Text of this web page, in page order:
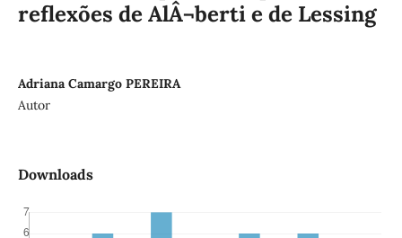
reflexões de AlÂ¬berti e de Lessing
Adriana Camargo PEREIRA
Autor
Downloads